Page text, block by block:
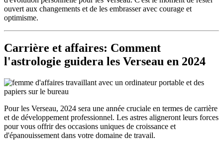
ouvert aux changements et de les embrasser avec courage et
optimisme.
Carrière et affaires: Comment
l'astrologie guidera les Verseau en 2024
Pour les Verseau, 2024 sera une année cruciale en termes de carrière
et de développement professionnel. Les astres aligneront leurs forces
pour vous offrir des occasions uniques de croissance et
d'épanouissement dans votre domaine de travail.